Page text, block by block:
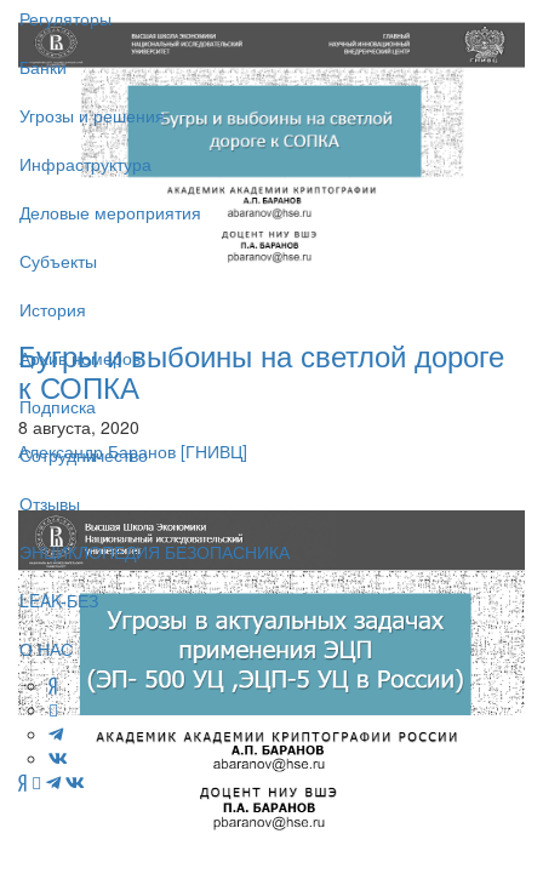
Регуляторы
Банки
Угрозы и решения
Инфраструктура
Деловые мероприятия
Субъекты
История
Архив номеров
Подписка
Сотрудничество
Отзывы
ЭНЦИКЛОПЕДИЯ БЕЗОПАСНИКА
LEAK-БЕЗ
О НАС
Бугры и выбоины на светлой дороге
к СОПКА
8 августа, 2020
Александр Баранов [ГНИВЦ]